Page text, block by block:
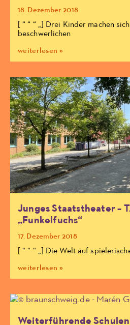
18. Dezember 2018
[ “ “ “ „] Drei Kinder machen
beschwerlichen
weiterlesen »
Junges Staatstheater –
„Funkelfuchs“
17. Dezember 2018
[ “ “ “ „] Die Welt auf
weiterlesen »
Weiterführende